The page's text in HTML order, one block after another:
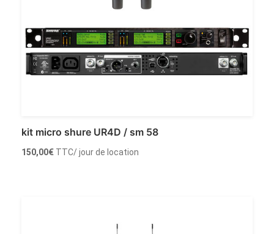
kit micro shure UR4D / sm 58
150,00€ TTC/ jour de location